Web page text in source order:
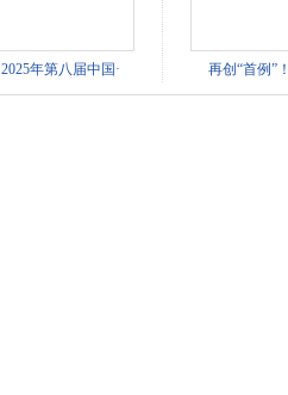
2025年第八届中国· 再创“首例”